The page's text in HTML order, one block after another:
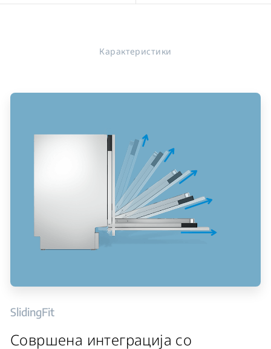
Карактеристики
SlidingFit
Совршена интеграција со